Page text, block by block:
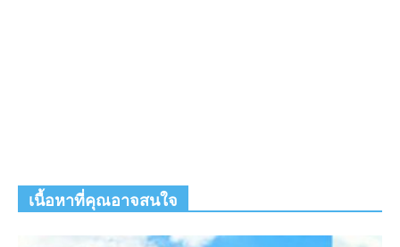
เนื้อหาที่คุณอาจสนใจ